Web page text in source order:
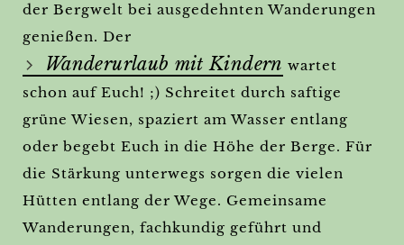
der Bergwelt bei ausgedehnten Wanderungen
genießen. Der
Wanderurlaub mit Kindern wartet
schon auf Euch! ;) Schreitet durch saftige
grüne Wiesen, spaziert am Wasser entlang
oder begebt Euch in die Höhe der Berge. Für
die Stärkung unterwegs sorgen die vielen
Hütten entlang der Wege. Gemeinsame
Wanderungen, fachkundig geführt und